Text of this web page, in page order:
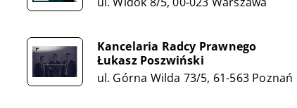
Kancelaria Radcy Prawnego
Łukasz Poszwiński
ul. Górna Wilda 73/5, 61-563 Poznań